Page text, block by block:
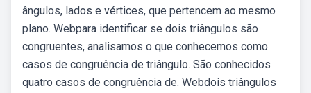
ângulos, lados e vértices, que pertencem ao mesmo
plano. Webpara identificar se dois triângulos são
congruentes, analisamos o que conhecemos como
casos de congruência de triângulo. São conhecidos
quatro casos de congruência de. Webdois triângulos